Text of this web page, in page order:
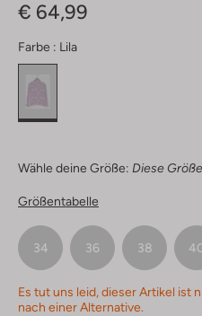
€ 64,99
Farbe : Lila
Wähle deine Größe: Diese
Größentabelle
34 36 38
Es tut uns leid, dieser Artikel ist
nach einer Alternative.